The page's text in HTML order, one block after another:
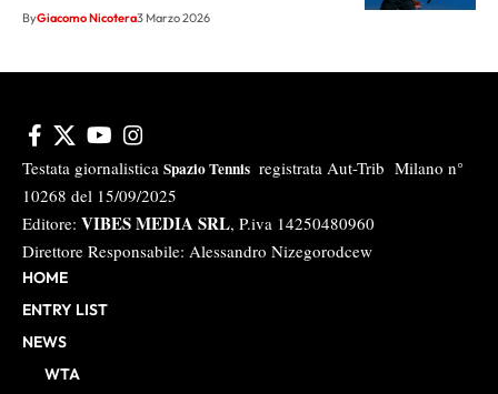
ByGiacomo Nicotera3 Marzo 2026
Testata giornalistica Spazio Tennis registrata Aut-Trib Milano n°
10268 del 15/09/2025
Editore: VIBES MEDIA SRL, P.iva 14250480960
Direttore Responsabile: Alessandro Nizegorodcew
HOME
ENTRY LIST
NEWS
WTA